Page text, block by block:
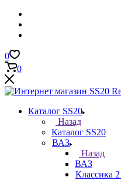
0
0
Каталог SS20
Назад
Каталог SS20
ВАЗ
Назад
ВАЗ
Классика